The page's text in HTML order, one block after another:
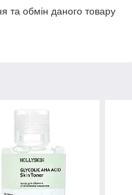
та обмін даного товару